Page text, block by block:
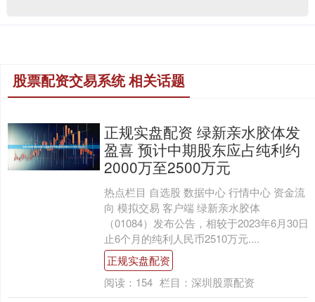
股票配资交易系统 相关话题
正规实盘配资 绿新亲水胶体发
盈喜 预计中期股东应占纯利约
2000万至2500万元
热点栏目 自选股 数据中心 行情中心 资金流
向 模拟交易 客户端 绿新亲水胶体
（01084）发布公告，相较于2023年6月30日
止6个月的纯利人民币2510万元....
正规实盘配资
阅读： 154 栏目： 深圳股票配资